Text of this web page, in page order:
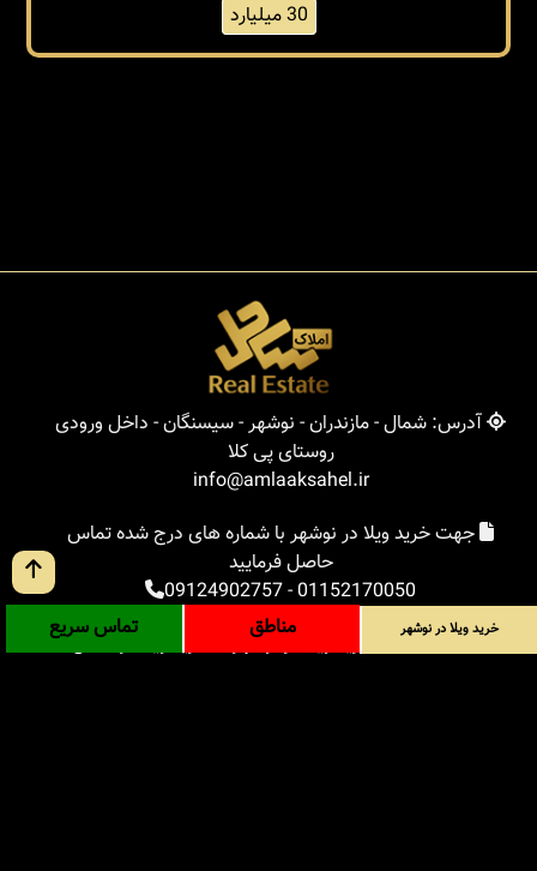
30 میلیارد
آدرس: شمال - مازندران - نوشهر - سیسنگان - داخل ورودی
روستای پی کلا
info@amlaaksahel.ir
جهت خرید ویلا در نوشهر با شماره های درج شده تماس
حاصل فرمایید
01152170050
-
09124902757
املاک ساحل
خرید ویلا در نوشهر
خرید ویلا در شمال
خرید ویلا در نوشهر مناطق تماس سریع